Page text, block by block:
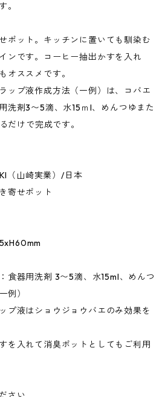
。
ポット。キッチンに置いても馴染む
ンです。コーヒー抽出かすを入れ
オススメです。
ップ液作成方法（一例）は、コバエ
洗剤3〜5滴、水15ｍl、めんつゆまた
だけで完成です。
（山崎実業）/日本
寄せポット
食器用洗剤 3〜5滴、水15ml、めんつ
例）
プ液はショウジョウバエのみ効果を
を入れて消臭ポットとしてもご利用